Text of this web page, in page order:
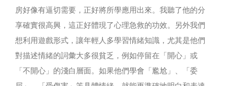
房好像有逼切需要，正好將所學應用出來。我聽了他的分
享確實很高興，這正好體現了心理急救的功效。另外我們
想利用遊戲形式，讓年輕人多學習情緒知識，尤其是他們
對描述情緒的詞彙大多很貧乏，例如停留在「開心」或
「不開心」的淺白層面。如果他們學會「尷尬」、「委